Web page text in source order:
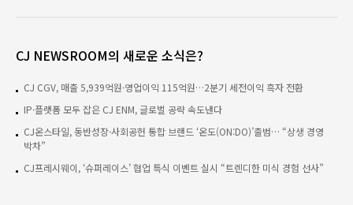
CJ NEWSROOM의 새로운 소식은?
CJ CGV, 매출 5,939억원·영업이익 115억원…2분기 세전이익 흑자 전환
IP·플랫폼 모두 잡은 CJ ENM, 글로벌 공략 속도낸다
CJ온스타일, 동반성장·사회공헌 통합 브랜드 ‘온도(ON:DO)’출범… “상생 경영
박차”
CJ프레시웨이, ‘슈퍼레이스’ 협업 특식 이벤트 실시 “트렌디한 미식 경험 선사”